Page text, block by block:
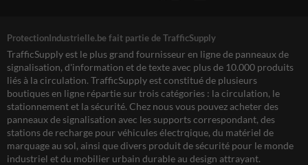
ProtectionIndustrielle.be fait partie de TrafficSupply
TrafficSupply est le plus grand fournisseur en ligne de panneaux de
signalisation, d'information et de texte avec plus de 10.000 produits
liés à la circulation. TrafficSupply est constitué de plusieurs
boutiques en ligne répartie sur trois catégories : la circulation, le
stationnement et la sécurité. Chez nous vous pouvez acheter des
panneaux de signalisation avec les supports correspondant, des
stations de recharge pour véhicules électrqique, du matériel de
marquage au sol, ainsi que divers produit de sécurité pour le monde
industriel et du mobilier urbain durable au design attrayant.